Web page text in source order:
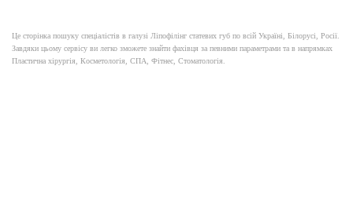
Це сторінка пошуку спеціалістів в галузі Ліпофілінг статевих губ по всій Україні, Білорусі, Росії.
Завдяки цьому сервісу ви легко зможете знайти фахівця за певними параметрами та в напрямках
Пластична хірургія, Косметологія, СПА, Фітнес, Стоматологія.